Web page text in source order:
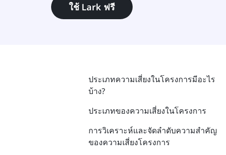
ใช้ Lark ฟรี
ประเภทความเสี่ยงในโครงการมีอะไร
บ้าง?
ประเภทของความเสี่ยงในโครงการ
การวิเคราะห์และจัดลำดับความสำคัญ
ของความเสี่ยงโครงการ